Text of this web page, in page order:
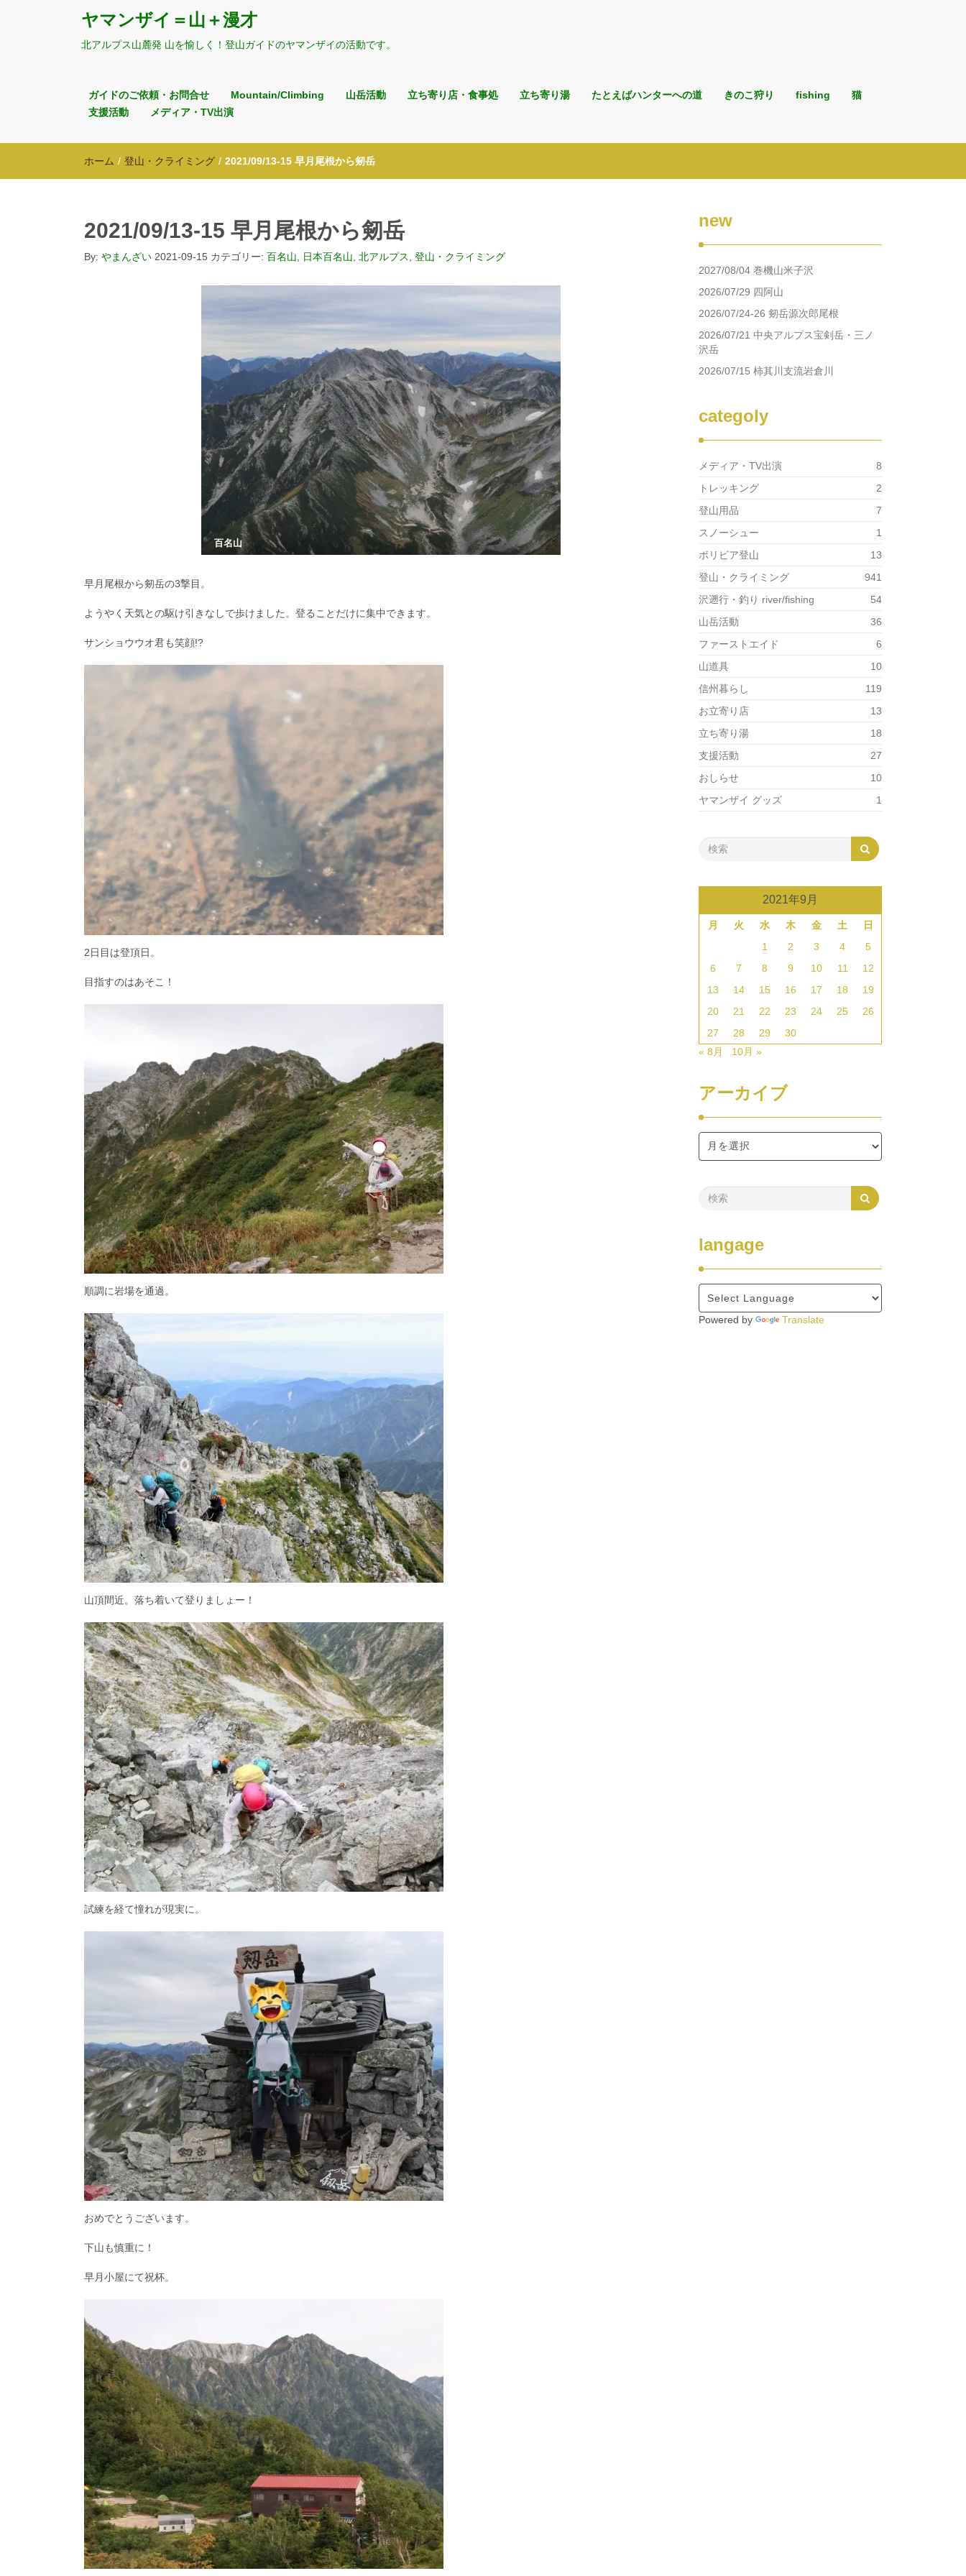
ヤマンザイ＝山＋漫才
北アルプス山麓発 山を愉しく！登山ガイドのヤマンザイの活動です。
ガイドのご依頼・お問合せ Mountain/Climbing 山岳活動 立ち寄り店・食事処 立ち寄り湯 たとえばハンターへの道 きのこ狩り fishing
猫
支援活動
メディア・TV出演
ホーム / 登山・クライミング / 2021/09/13-15 早月尾根から剱岳
2021/09/13-15 早月尾根から剱岳
By: やまんざい 2021-09-15 カテゴリー: 百名山 日本百名山 北アルプス 登山・クライミング
百名山
早月尾根から剱岳の3撃目。
ようやく天気との駆け引きなしで歩けました。登ることだけに集中できます。
サンショウウオ君も笑顔!?
2日目は登頂日。
目指すのはあそこ！
順調に岩場を通過。
山頂間近。落ち着いて登りましょー！
試練を経て憧れが現実に。
おめでとうございます。
下山も慎重に！
早月小屋にて祝杯。
new
2027/08/04 巻機山米子沢
2026/07/29 四阿山
2026/07/24-26 剱岳源次郎尾根
2026/07/21 中央アルプス宝剣岳・三ノ
沢岳
2026/07/15 柿其川支流岩倉川
categoly
メディア・TV出演
8
トレッキング
2
登山用品
7
スノーシュー
1
ボリビア登山
13
登山・クライミング
941
沢遡行・釣り river/fishing
54
山岳活動
36
ファーストエイド
6
山道具
10
信州暮らし
119
お立寄り店
13
立ち寄り湯
18
支援活動
27
おしらせ
10
ヤマンザイ グッズ
1
2021年9月
月 火 水 木 金 土
日
1
2 3 4
5
6
7 8 9 10 11
12
13
14 15 16 17 18
19
20
21 22 23 24 25
26
27
28 29
30
« 8月
10月 »
アーカイブ
langage
Powered by Translate